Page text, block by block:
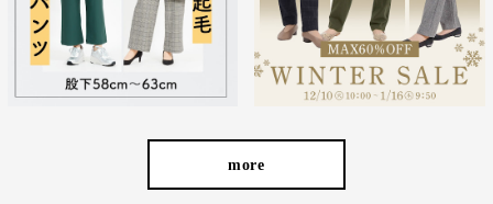
在庫数の更新については鋭意努めておりますが、ご注文いただいた時
点で在庫切れが発生してしまう場合がございます。
その際はキャンセルをお願いする場合、またはお客様がよろしければ
more